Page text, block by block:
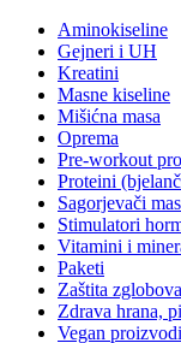
Aminokiseline
Gejneri i UH
Kreatini
Masne kiseline
Mišićna masa
Oprema
Pre-workout
Proteini
Sagorjevači
Stimulatori
Vitamini i
Paketi
Zaštita
Zdrava hrana,
Vegan proizvodi